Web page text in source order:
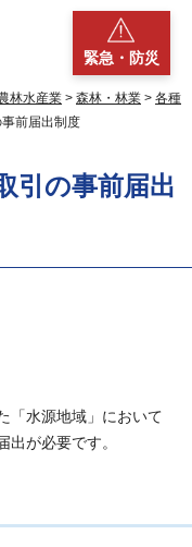
緊急・防災
林水産業 > 森林・林業 > 各種
前届出制度
引の事前届出
「水源地域」において
出が必要です。